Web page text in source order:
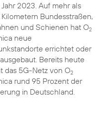
2023. Auf mehr als
Bundesstraßen,
und Schienen hat O2
neue
errichtet oder
Bereits heute
das 5G-Netz von O2
rund 95 Prozent der
in Deutschland.